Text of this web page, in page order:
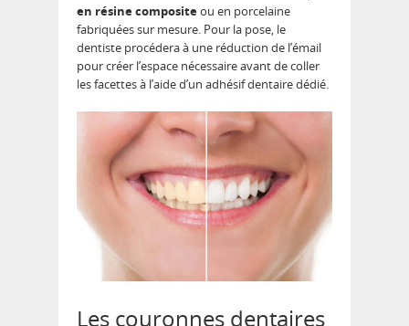
en résine compositeou en porcelaine
fabriquées sur mesure. Pour la pose, le
dentiste procédera à une réduction de l’émail
pour créer l’espace nécessaire avant de coller
les facettes à l’aide d’un adhésif dentaire dédié.
Les couronnes dentaires